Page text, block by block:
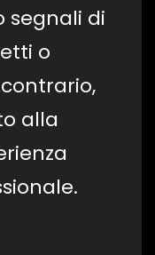
segnali di
o
alla